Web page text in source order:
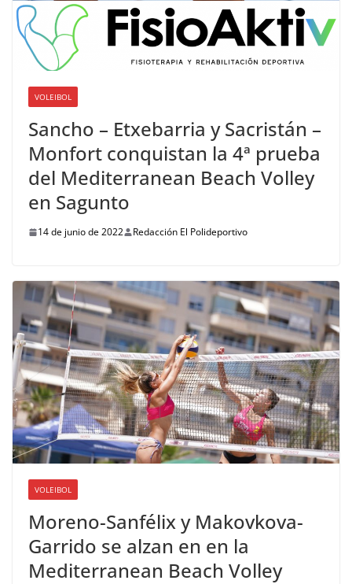
VOLEIBOL
Sancho – Etxebarria y Sacristán –
Monfort conquistan la 4ª prueba
del Mediterranean Beach Volley
en Sagunto
14 de junio de 2022 Redacción El Polideportivo
VOLEIBOL
Moreno-Sanfélix y Makovkova-
Garrido se alzan en en la
Mediterranean Beach Volley